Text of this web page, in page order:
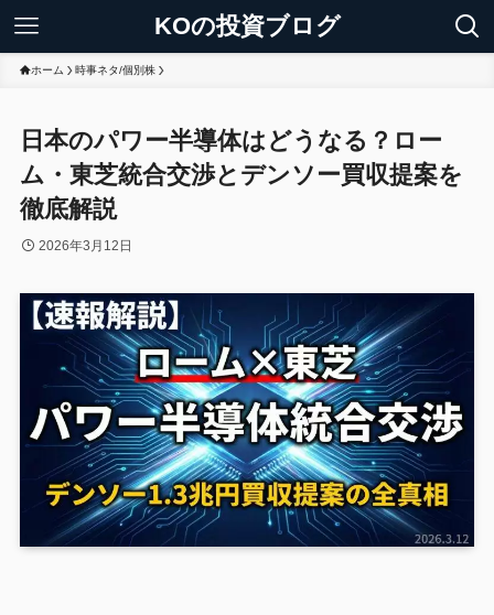
KOの投資ブログ
ホーム 時事ネタ/個別株
日本のパワー半導体はどうなる？ロー
ム・東芝統合交渉とデンソー買収提案を
徹底解説
2026年3月12日